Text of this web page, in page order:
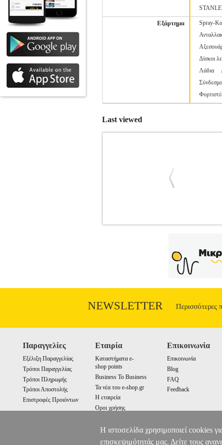
Εξάρτημα Spray-
Δίσκοι
Λάδια
Last viewed
ΕΞΑΡΤΗΜΑΤΑ ΕΡΓΑΛΕΙΩΝ Μπαταρία
18V Lithium-Ion System. Όλα τα
πελάτη μέσω της ACS courier
σύμφωνα με τις προδιαγραφές του
NEWSLETTER Περισσότερες
Παραγγελίες
Εξέλιξη Παραγγελίας
Τρόποι Παραγγελίας
Τρόποι Πληρωμής
Τρόποι Αποστολής
Επιστροφές Προιόντων
Εταιρία
Καταστήματα e-
shop points
Business To Business
Τα νέα του e-shop.gr
Η εταιρεία
Οροι χρήσης
Επικοινωνία
Επικοινωνία
Blog
FAQ
Feedback
Η ιστοσελίδα χρησιμοποιεί cookies
επισκεψιμότητάς μας. Δείτε τους